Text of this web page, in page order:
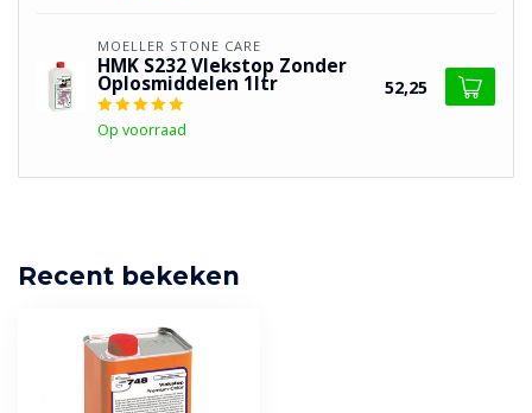
MOELLER STONE CARE
HMK S232 Vlekstop Zonder
Oplosmiddelen 1ltr
Op voorraad
52,25
Recent bekeken